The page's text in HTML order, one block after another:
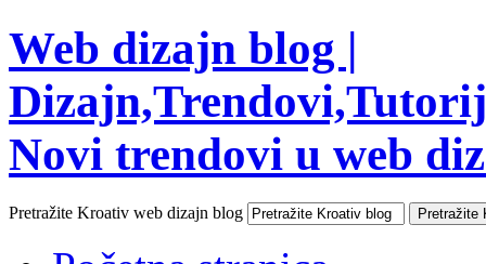
Web dizajn blog |
Novi trendovi u web
Pretražite Kroativ web dizajn blog